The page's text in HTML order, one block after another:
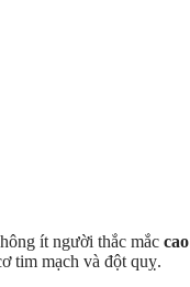
ít người thắc mắc cao
tim mạch và đột quỵ.